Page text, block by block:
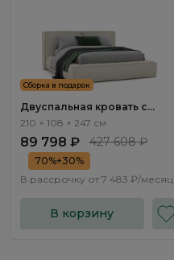
Сборка в подарок
Двуспальная кровать с
подъемным механизмом
NK263.01
210 × 108 × 247 см
89 798 ₽ 427 608 ₽
70%+30%
В рассрочку от 7 483 ₽/месяц
В корзину